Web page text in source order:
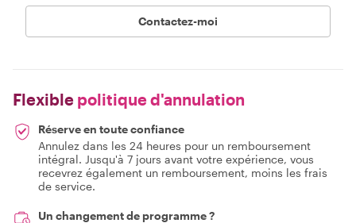
Contactez-moi
Flexible politique d'annulation
Réserve en toute confiance
Annulez dans les 24 heures pour un remboursement
intégral. Jusqu'à 7 jours avant votre expérience, vous
recevrez également un remboursement, moins les frais
de service.
Un changement de programme ?